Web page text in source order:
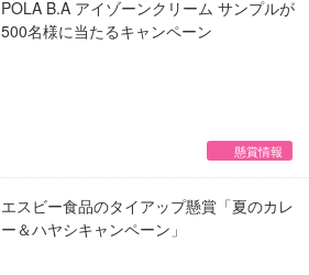
POLA B.A アイゾーンクリーム サンプルが
500名様に当たるキャンペーン
懸賞情報
エスビー食品のタイアップ懸賞「夏のカレ
ー＆ハヤシキャンペーン」